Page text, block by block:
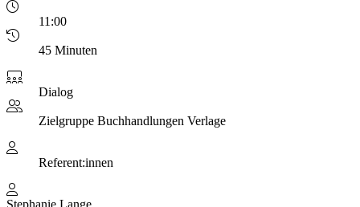
11:00
45 Minuten
Dialog
Zielgruppe Buchhandlungen Verlage
Referent:innen
Stephanie Lange